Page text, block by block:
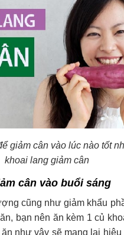
giảm cân vào lúc nào tốt
khoai lang giảm cân
cân vào buổi sáng
cũng như giảm khẩu
bạn nên ăn kèm 1 củ
như vậy sẽ mang lại